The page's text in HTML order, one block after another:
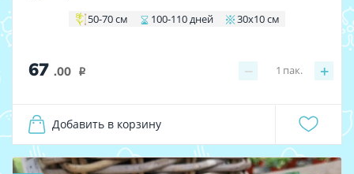
50-70 см 100-110 дней 30х10 см
67 .00 i − +
1 пак.
Добавить в корзину